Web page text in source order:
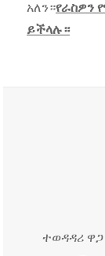
አለን።የራስዎን
ይችላሉ።
ተወዳዳሪ